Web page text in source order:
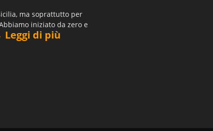
ma soprattutto per
iniziato da zero e
Leggi di più